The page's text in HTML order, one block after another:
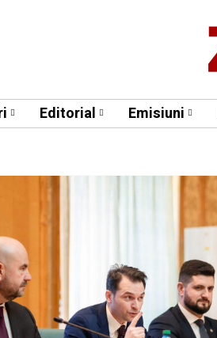
Editorial Emisiuni